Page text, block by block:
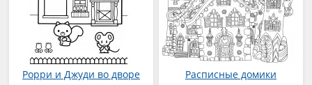
Рорри и Джуди во дворе Расписные домики